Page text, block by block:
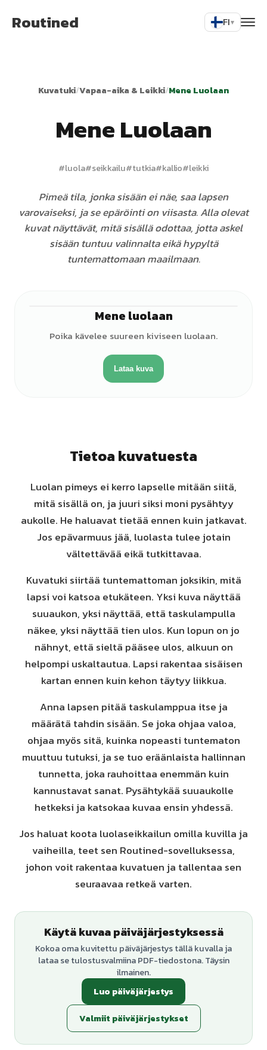
Routined FI▾
Kuvatuki/Vapaa-aika & Leikki/Mene Luolaan
Mene Luolaan
#luola#seikkailu#tutkia#kallio#leikki
Pimeä tila, jonka sisään ei näe, saa lapsen
varovaiseksi, ja se epäröinti on viisasta. Alla olevat
kuvat näyttävät, mitä sisällä odottaa, jotta askel
sisään tuntuu valinnalta eikä hypyltä
tuntemattomaan maailmaan.
Mene luolaan
Poika kävelee suureen kiviseen luolaan.
Lataa kuva
Tietoa kuvatuesta
Luolan pimeys ei kerro lapselle mitään siitä,
mitä sisällä on, ja juuri siksi moni pysähtyy
aukolle. He haluavat tietää ennen kuin jatkavat.
Jos epävarmuus jää, luolasta tulee jotain
vältettävää eikä tutkittavaa.
Kuvatuki siirtää tuntemattoman joksikin, mitä
lapsi voi katsoa etukäteen. Yksi kuva näyttää
suuaukon, yksi näyttää, että taskulampulla
näkee, yksi näyttää tien ulos. Kun lopun on jo
nähnyt, että sieltä pääsee ulos, alkuun on
helpompi uskaltautua. Lapsi rakentaa sisäisen
kartan ennen kuin kehon täytyy liikkua.
Anna lapsen pitää taskulamppua itse ja
määrätä tahdin sisään. Se joka ohjaa valoa,
ohjaa myös sitä, kuinka nopeasti tuntematon
muuttuu tutuksi, ja se tuo eräänlaista hallinnan
tunnetta, joka rauhoittaa enemmän kuin
kannustavat sanat. Pysähtykää suuaukolle
hetkeksi ja katsokaa kuvaa ensin yhdessä.
Jos haluat koota luolaseikkailun omilla kuvilla ja
vaiheilla, teet sen Routined-sovelluksessa,
johon voit rakentaa kuvatuen ja tallentaa sen
seuraavaa retkeä varten.
Käytä kuvaa päiväjärjestyksessä
Kokoa oma kuvitettu päiväjärjestys tällä kuvalla ja
lataa se tulostusvalmiina PDF-tiedostona. Täysin
ilmainen.
Luo päiväjärjestys
Valmiit päiväjärjestykset